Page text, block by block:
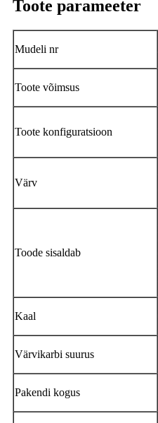
Toote parameeter
Mudeli nr
Toote võimsus
Toote konfiguratsioon
Värv
Toode sisaldab
Kaal
Värvikarbi suurus
Pakendi kogus